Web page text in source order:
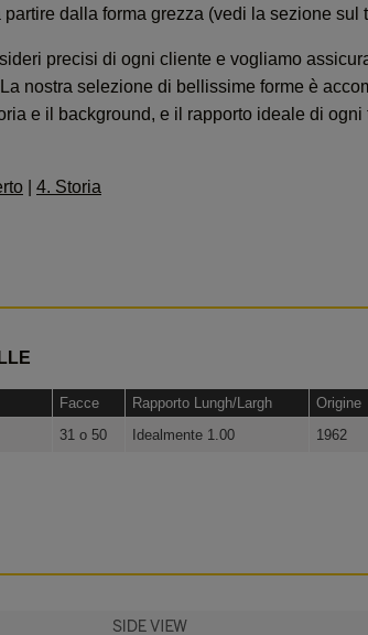
dalla forma grezza (vedi la sezione sul
precisi di ogni cliente e vogliamo
nostra selezione di bellissime forme è
e il background, e il rapporto ideale di ogni
4. Storia
Facce Rapporto Lungh/Largh Origine
31 o 50 Idealmente 1.00 1962